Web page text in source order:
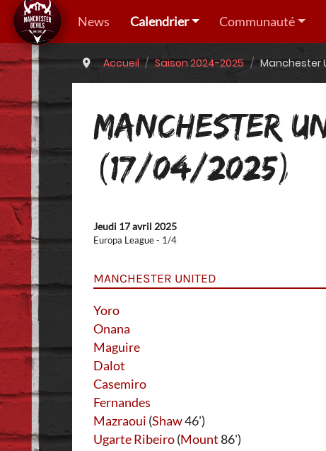
News Calendrier Communauté
Accueil Saison 2024-2025 Manchester
MANCHESTER
(17/04/2025)
Jeudi 17 avril 2025
Europa League - 1/4
MANCHESTER UNITED
Yoro
Onana
Maguire
Dalot
Casemiro
Fernandes
Mazraoui (Shaw46')
Ugarte Ribeiro(Mount86')